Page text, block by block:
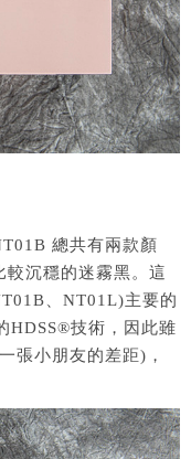
總共有兩款顏
沉穩的迷霧黑。這
、NT01L)主要的
HDSS®技術，因此雖
張小朋友的差距)，